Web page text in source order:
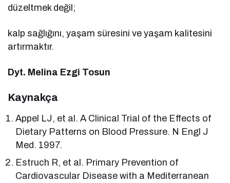
düzeltmek değil;
kalp sağlığını, yaşam süresini ve yaşam kalitesini
artırmaktır.
Dyt. Melina Ezgi Tosun
Kaynakça
Appel LJ, et al. A Clinical Trial of the Effects of
Dietary Patterns on Blood Pressure. N Engl J
Med. 1997.
Estruch R, et al. Primary Prevention of
Cardiovascular Disease with a Mediterranean